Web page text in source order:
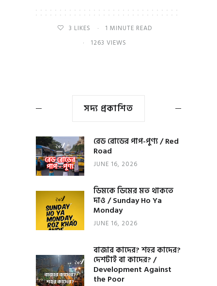
3 LIKES
1 MINUTE READ
1263 VIEWS
সদ্য প্রকাশিত
রেড রোডের পাপ-পুণ্য / Red
Road
JUNE 16, 2026
ডিমকে ডিমের মত থাকতে
দাও / Sunday Ho Ya
Monday
JUNE 16, 2026
বাজার কাদের? শহর কাদের?
দেশটাই বা কাদের? /
Development Against
the Poor